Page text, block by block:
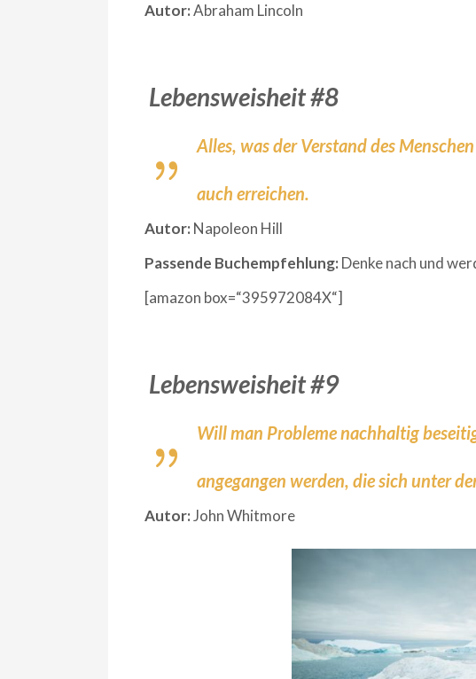
Autor:Abraham Lincoln
Lebensweisheit #8
Alles, was der Verstand des
auch erreichen.
Autor: Napoleon Hill
Passende Buchempfehlung: Denke nach und
[amazon box=“395972084X“]
Lebensweisheit #9
Will man Probleme nachhaltig
angegangen werden, die sich unter
Autor:John Whitmore